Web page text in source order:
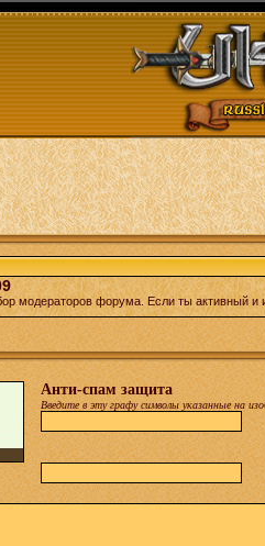
модераторов форума. Если ты активный
Анти-спам защита
Введите в эту графу символы указанные на